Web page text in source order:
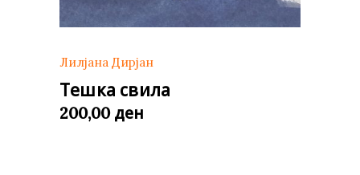
Лилјана Дирјан
Тешка свила
200,00 ден